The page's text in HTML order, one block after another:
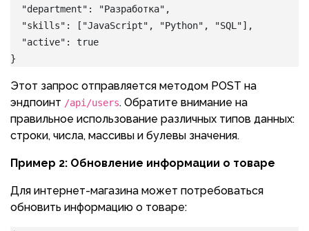
  "department": "Разработка",
  "skills": ["JavaScript", "Python", "SQL"],
  "active": true
}
Этот запрос отправляется методом POST на
эндпоинт /api/users. Обратите внимание на
правильное использование различных типов данных:
строки, числа, массивы и булевы значения.
Пример 2: Обновление информации о товаре
Для интернет-магазина может потребоваться
обновить информацию о товаре: